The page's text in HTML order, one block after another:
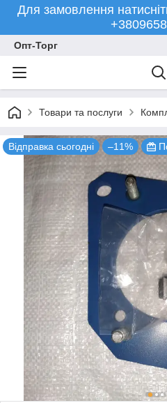
Для замовлення
Опт-Торг
Товари та послуги
Відправка сьогодні –11%